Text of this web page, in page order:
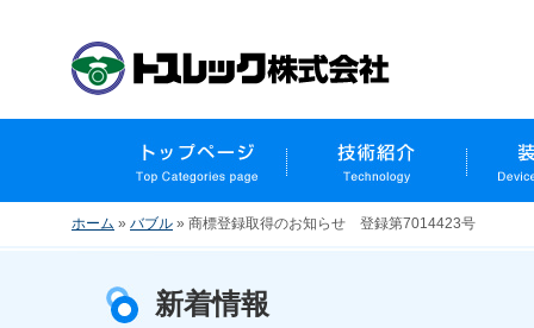
ホーム » バブル » 商標登録取得のお知らせ 登録第7014423号
新着情報